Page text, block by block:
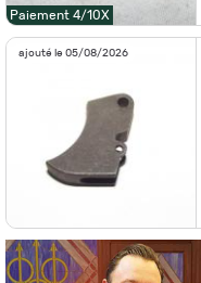
Paiement 4/10X
ajouté le 05/08/2026